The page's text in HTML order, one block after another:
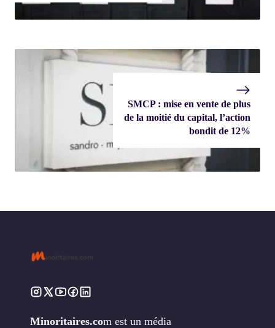
SMCP : mise en vente de plus
de la moitié du capital, l’action
bondit de 12%
Minoritaires.com est un média